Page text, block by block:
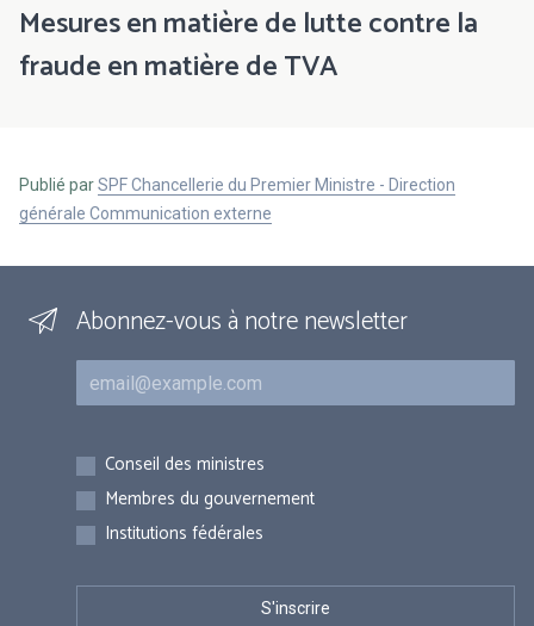
Mesures en matière de lutte contre la
fraude en matière de TVA
Publié parSPF Chancellerie du Premier Ministre - Direction
générale Communication externe
Abonnez-vous à notre newsletter
Courriel
Inscriptions
Conseil des ministres
Membres du gouvernement
Institutions fédérales